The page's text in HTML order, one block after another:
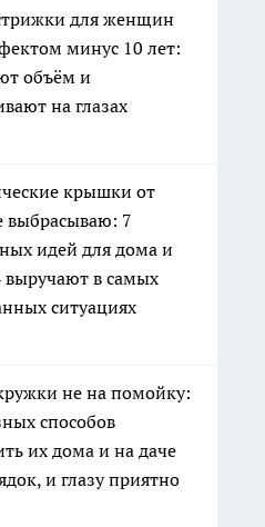
для женщин
минус 10 лет:
объём и
на глазах
крышки от
выбрасываю: 7
идей для дома и
в самых
ситуациях
не на помойку:
способов
их дома и на даче
и глазу приятно